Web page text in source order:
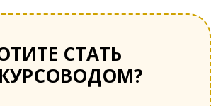
СТАТЬ